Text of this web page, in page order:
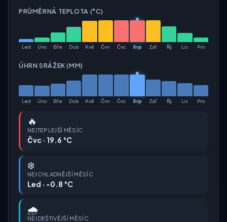
PRŮMĚRNÁ TEPLOTA (°C)
Led Úno Bře Dub Kvě Čvn Čvc Srp Zář Říj Lis Pro
ÚHRN SRÁŽEK (MM)
Led Úno Bře Dub Kvě Čvn Čvc Srp Zář Říj Lis Pro
🔥
NEJTEPLEJŠÍ MĚSÍC
Čvc · 19.6 °C
❄️
NEJCHLADNĚJŠÍ MĚSÍC
Led · -0.8 °C
🌧️
NEJDEŠTIVĚJŠÍ MĚSÍC